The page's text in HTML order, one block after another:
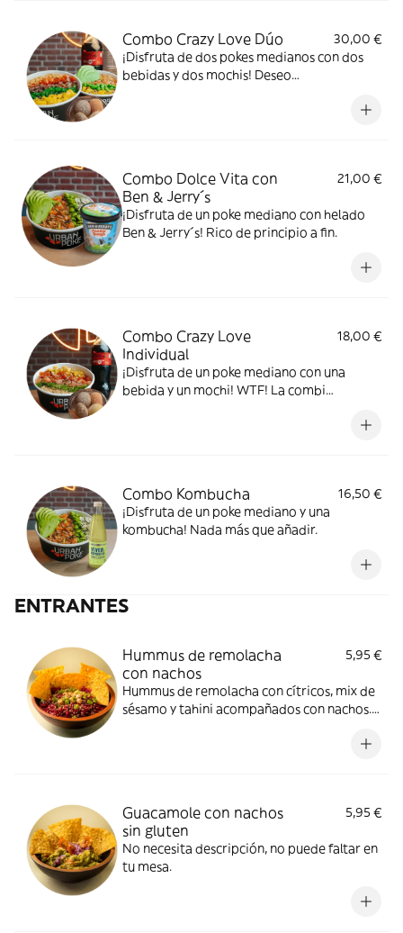
Combo Crazy Love Dúo
30,00 €
¡Disfruta de dos pokes medianos con dos
bebidas y dos mochis! Deseo
Combo Dolce Vita con
Ben & Jerry´s
21,00 €
¡Disfruta de un poke mediano con helado
Ben & Jerry´s! Rico de principio a fin.
Combo Crazy Love
Individual
18,00 €
¡Disfruta de un poke mediano con una
bebida y un mochi! WTF! La combi
Combo Kombucha
16,50 €
¡Disfruta de un poke mediano y una
kombucha! Nada más que añadir.
ENTRANTES
Hummus de remolacha
con nachos
5,95 €
Hummus de remolacha con cítricos, mix de
sésamo y tahini acompañados con nachos.
Guacamole con nachos
sin gluten
5,95 €
No necesita descripción, no puede faltar en
tu mesa.